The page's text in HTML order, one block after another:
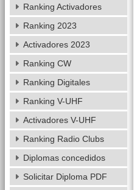
Ranking Activadores
Ranking 2023
Activadores 2023
Ranking CW
Ranking Digitales
Ranking V-UHF
Activadores V-UHF
Ranking Radio Clubs
Diplomas concedidos
Solicitar Diploma PDF